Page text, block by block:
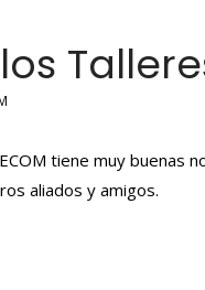
tiene muy
aliados y amigos.